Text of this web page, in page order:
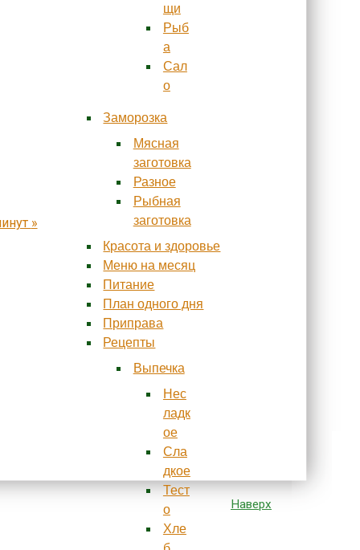
»
щи
Рыб
а
Сал
о
Заморозка
Мясная
заготовка
Разное
Рыбная
заготовка
Красота и здоровье
Меню на месяц
Питание
План одного дня
Приправа
Рецепты
Выпечка
Нес
ладк
ое
Сла
дкое
Тест
о
Хле
Наверх